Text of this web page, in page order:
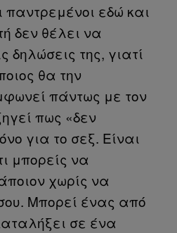
παντρεμένοι εδώ και
δεν θέλει να
δηλώσεις της, γιατί
θα την
πάντως με τον
πως «δεν
για το σεξ. Είναι
μπορείς να
χωρίς να
Μπορεί ένας από
σε ένα